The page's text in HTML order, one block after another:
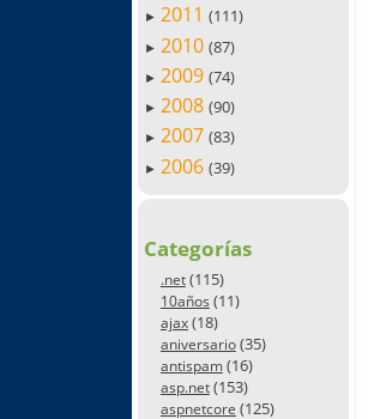
► 2011 (111)
► 2010 (87)
► 2009 (74)
► 2008 (90)
► 2007 (83)
► 2006 (39)
Categorías
.net(115)
10años (11)
ajax(18)
aniversario(35)
antispam(16)
asp.net(153)
aspnetcore (125)